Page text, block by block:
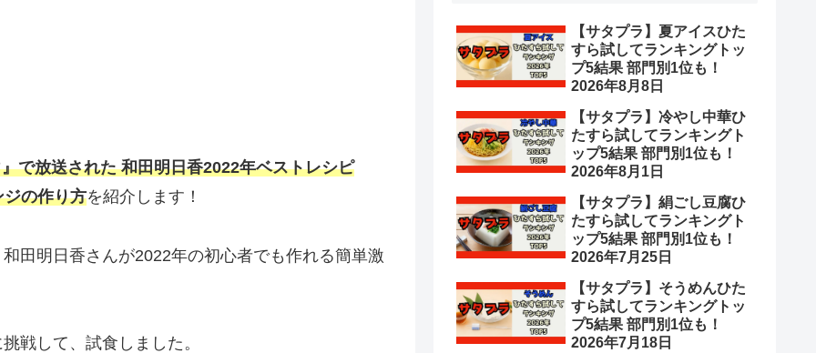
で放送された 和田明日香2022年ベストレシピ
の作り方を紹介します！
田明日香さんが2022年の初心者でも作れる簡単激
戦して、試食しました。
【サタプラ】夏アイスひた
すら試してランキングトッ
プ5結果 部門別1位も！
2026年8月8日
【サタプラ】冷やし中華ひ
たすら試してランキングト
ップ5結果 部門別1位も！
2026年8月1日
【サタプラ】絹ごし豆腐ひ
たすら試してランキングト
ップ5結果 部門別1位も！
2026年7月25日
【サタプラ】そうめんひた
すら試してランキングトッ
プ5結果 部門別1位も！
2026年7月18日